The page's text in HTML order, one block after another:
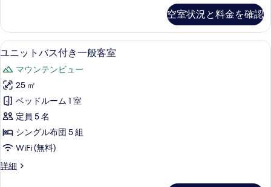
ー
ム
の
す
べ
て
の
写
を
ル
ー
ム
の
詳
室
の
す
べ
て
の
写
真
を
表
天
風
呂
き
客
室
の
詳
細
空室状況と料金を確認
ユ
ッ
ト
バ
ス
付
き
一
羽毛の掛け布団、セーフティボック
4
ユニットバス付き一般客室
マウンテンビュー
25 ㎡
ベッドルーム 1 室
定員 5 名
シングル布団 5 組
WiFi (無料)
詳細
ユ